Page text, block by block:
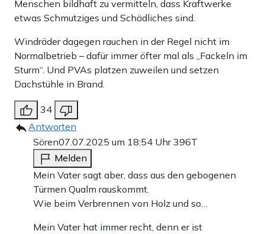
Menschen bildhaft zu vermitteln, dass Kraftwerke
etwas Schmutziges und Schädliches sind.
Windräder dagegen rauchen in der Regel nicht im
Normalbetrieb – dafür immer öfter mal als „Fackeln im
Sturm“. Und PVAs platzen zuweilen und setzen
Dachstühle in Brand.
34
Antworten
Sören07.07.2025 um 18:54 Uhr396T
Melden
Mein Vater sagt aber, dass aus den gebogenen
Türmen Qualm rauskommt.
Wie beim Verbrennen von Holz und so…
Mein Vater hat immer recht, denn er ist